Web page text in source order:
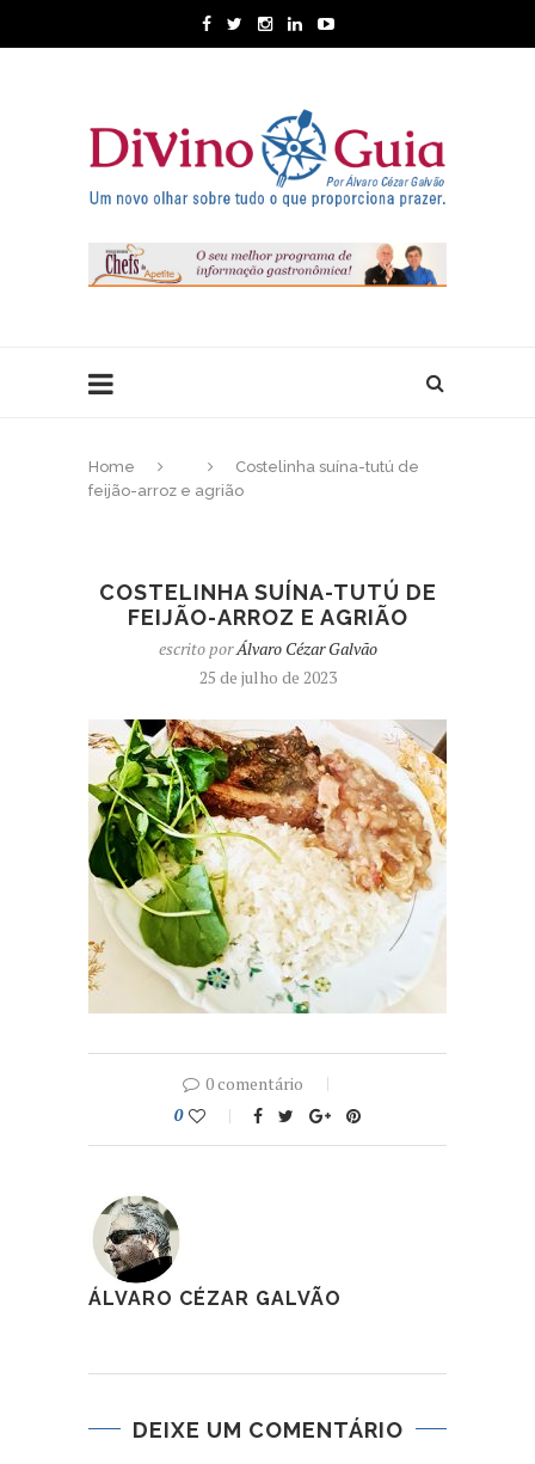
Home
Costelinha suína-tutú de
feijão-arroz e agrião
COSTELINHA SUÍNA-TUTÚ DE
FEIJÃO-ARROZ E AGRIÃO
escrito porÁlvaro Cézar Galvão
25 de julho de 2023
0 comentário
0
ÁLVARO CÉZAR GALVÃO
DEIXE UM COMENTÁRIO